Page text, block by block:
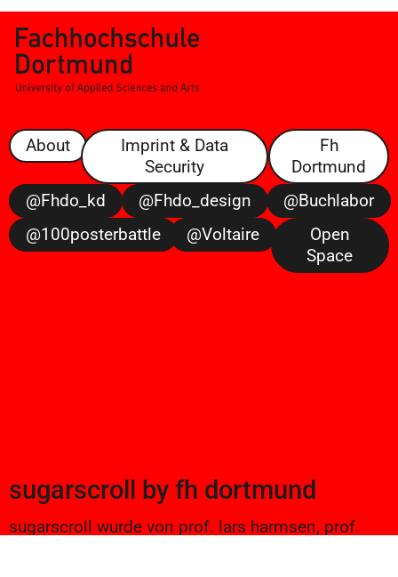
About
Imprint & Data
Security
Fh
Dortmund
@fhdo_kd
@fhdo_design
@buchlabor
@100posterbattle
@voltaire
Open
Space
sugarscroll by fh dortmund
sugarscroll wurde von prof. lars harmsen, prof.